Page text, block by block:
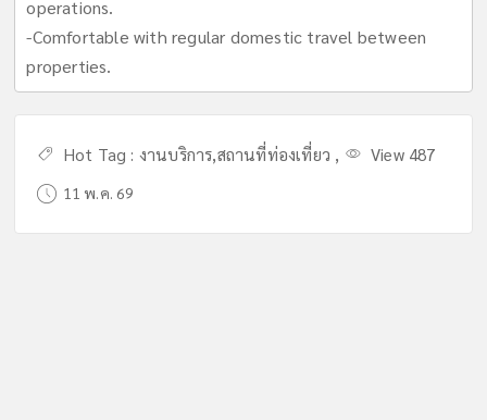
operations.
-Comfortable with regular domestic travel between
properties.
Hot Tag : งานบริการ,สถานที่ท่องเที่ยว , View 487
11 พ.ค. 69